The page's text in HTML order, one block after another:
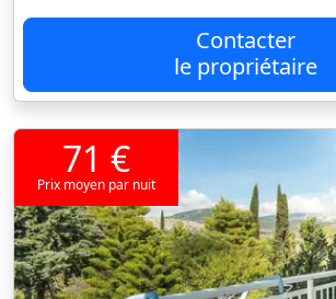
Contacter
le propriétaire
71 €
Prix moyen par nuit